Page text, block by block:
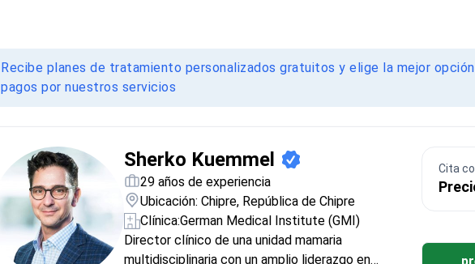
Recibe planes de tratamiento personalizados gratuitos y elige la mejor
pagos por nuestros servicios
Sherko Kuemmel
29 años de experiencia
Ubicación: Chipre, República de Chipre
Clínica:German Medical Institute (GMI)
Director clínico de una unidad mamaria
multidisciplinaria con un amplio liderazgo en
Cita